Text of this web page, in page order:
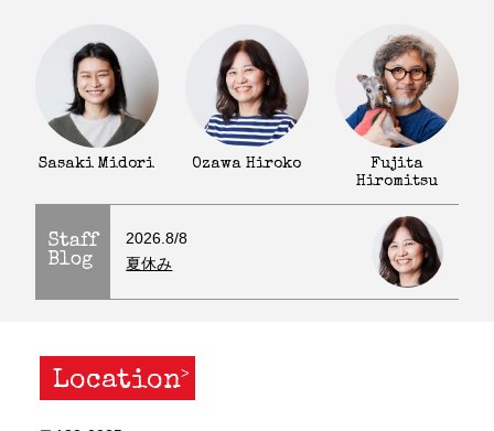
Sasaki Midori Ozawa Hiroko
Fujita
Hiromitsu
Staff
Blog
2026.8/8
夏休み
Location